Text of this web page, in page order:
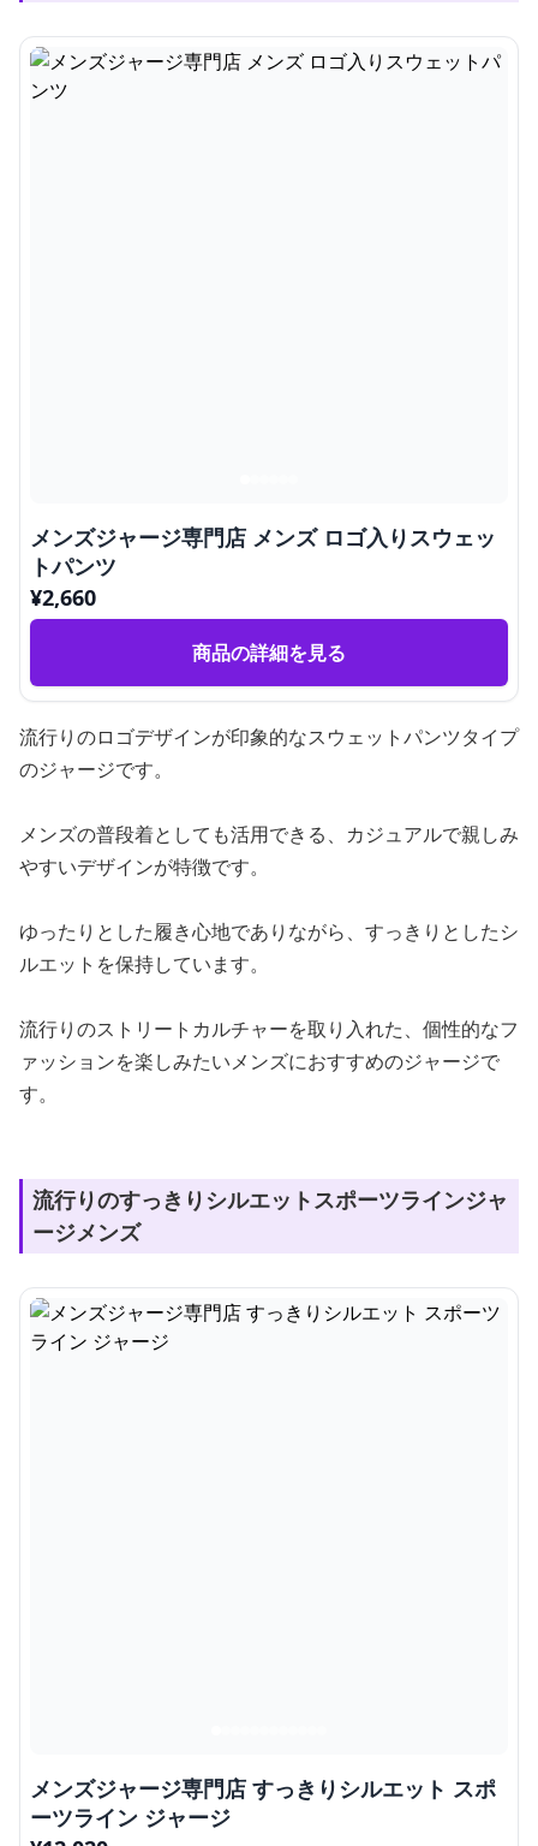
メンズジャージ専門店 メンズ ロゴ入りスウェッ
トパンツ
¥2,660
商品の詳細を見る
流行りのロゴデザインが印象的なスウェットパンツタイプ
のジャージです。
メンズの普段着としても活用できる、カジュアルで親しみ
やすいデザインが特徴です。
ゆったりとした履き心地でありながら、すっきりとしたシ
ルエットを保持しています。
流行りのストリートカルチャーを取り入れた、個性的なフ
ァッションを楽しみたいメンズにおすすめのジャージで
す。
流行りのすっきりシルエットスポーツラインジャ
ージメンズ
メンズジャージ専門店 すっきりシルエット スポ
ーツライン ジャージ